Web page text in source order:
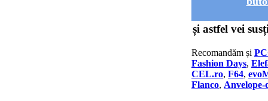
și astfel vei
Recomandăm și
Fashion Days,
CEL.ro, F64,
Flanco, Anvelope-